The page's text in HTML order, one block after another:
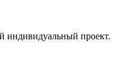
индивидуальный проект.